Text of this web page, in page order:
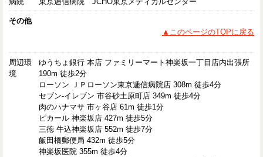
その他
▲このページのTOPに戻る
周辺環
境
ゆうちょ銀行 本店 ファミリーマート神楽坂一丁目店内出張所
190m 徒歩2分
ローソン ＪＰローソン東京逓信病院店 308m 徒歩4分
セブン-イレブン 市谷砂土原町店 349m 徒歩4分
肉のハナマサ 市ヶ谷店 61m 徒歩1分
ピカール 神楽坂店 427m 徒歩5分
三徳 牛込神楽坂店 552m 徒歩7分
飯田橋郵便局 432m 徒歩5分
神楽坂医院 355m 徒歩4分